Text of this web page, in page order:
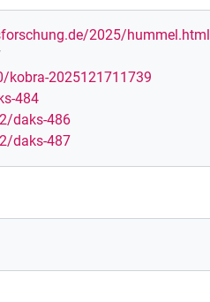
2025/hummel.html
2025121711739
484
daks-486
daks-487